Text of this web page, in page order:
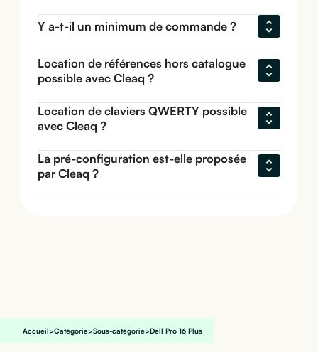
Y a-t-il un minimum de commande ?
Location de références hors catalogue
possible avec Cleaq ?
Location de claviers QWERTY possible
avec Cleaq ?
La pré-configuration est-elle proposée
par Cleaq ?
Accueil>Catégorie>Sous-catégorie>Dell Pro 16 Plus